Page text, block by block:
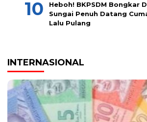
Heboh! BKPSDM Bongkar
Sungai Penuh Datang
Lalu Pulang
INTERNASIONAL